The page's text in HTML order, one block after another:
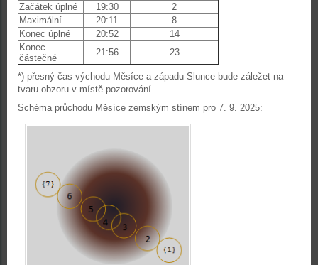
Začátek úplné
19:30
2
Maximální
20:11
8
Konec úplné
20:52
14
Konec
částečné
21:56 23
*) přesný čas východu Měsíce a západu Slunce bude záležet na
tvaru obzoru v místě pozorování
Schéma průchodu Měsíce zemským stínem pro 7. 9. 2025:
.